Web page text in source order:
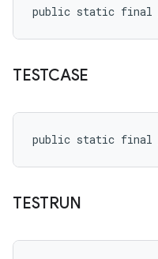
public static final
TESTCASE
public static final
TESTRUN